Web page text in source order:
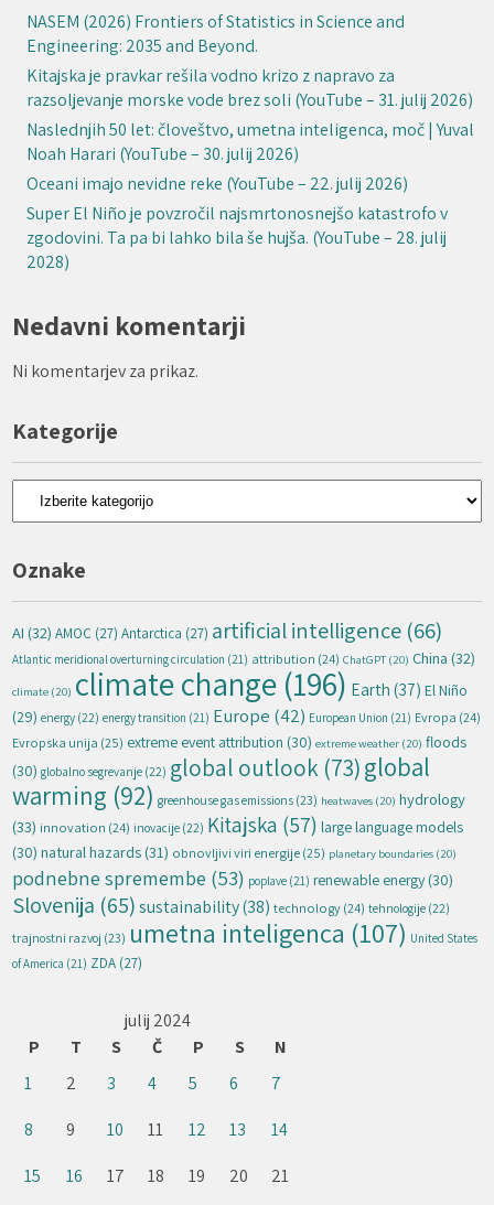
NASEM (2026) Frontiers of Statistics in Science and
Engineering: 2035 and Beyond.
Kitajska je pravkar rešila vodno krizo z napravo za
razsoljevanje morske vode brez soli (YouTube – 31. julij 2026)
Naslednjih 50 let: človeštvo, umetna inteligenca, moč | Yuval
Noah Harari (YouTube – 30. julij 2026)
Oceani imajo nevidne reke (YouTube – 22. julij 2026)
Super El Niño je povzročil najsmrtonosnejšo katastrofo v
zgodovini. Ta pa bi lahko bila še hujša. (YouTube – 28. julij
2028)
Nedavni komentarji
Ni komentarjev za prikaz.
Kategorije
Kategorije
Oznake
AI (32) AMOC (27) Antarctica (27) artificial intelligence (66)
Atlantic meridional overturning circulation (21) attribution (24) ChatGPT (20) China (32)
climate (20) climate change (196) Earth (37) El Niño
(29) energy (22) energy transition (21) Europe (42) European Union (21) Evropa (24)
Evropska unija (25) extreme event attribution (30) extreme weather (20) floods
(30) globalno segrevanje (22) global outlook (73)global
warming (92) greenhouse gas emissions (23) heatwaves (20) hydrology
(33) innovation (24) inovacije (22) Kitajska (57) large language models
(30) natural hazards (31) obnovljivi viri energije(25) planetary boundaries (20)
podnebne spremembe (53) poplave (21) renewable energy (30)
Slovenija (65) sustainability(38) technology(24) tehnologije (22)
trajnostni razvoj (23) umetna inteligenca (107) United States
of America (21) ZDA (27)
julij 2024
P
T S Č P S
N
1
2 3 4 5 6
7
8
9 10 11 12 13
14
15
16 17 18 19 20 21